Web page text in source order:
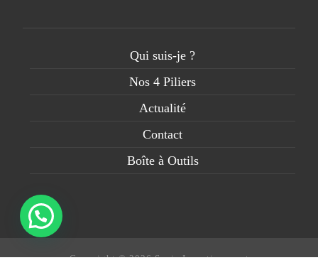
Qui suis-je ?
Nos 4 Piliers
Actualité
Contact
Boîte à Outils
Copyright © 2026 Sepia Investissement